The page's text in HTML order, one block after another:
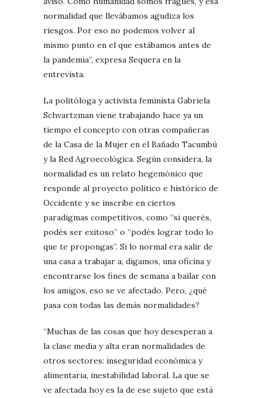
normalidad que llevábamos agudiza los
riesgos. Por eso no podemos volver al
mismo punto en el que estábamos antes de
la pandemia”, expresa Sequera en la
entrevista.
La politóloga y activista feminista Gabriela
Schvartzman viene trabajando hace ya un
tiempo el concepto con otras compañeras
de la Casa de la Mujer en el Bañado Tacumbú
y la Red Agroecológica. Según considera, la
normalidad es un relato hegemónico que
responde al proyecto político e histórico de
Occidente y se inscribe en ciertos
paradigmas competitivos, como “si querés,
podés ser exitoso” o “podés lograr todo lo
que te propongas”. Si lo normal era salir de
una casa a trabajar a, digamos, una oficina y
encontrarse los fines de semana a bailar con
los amigos, eso se ve afectado. Pero, ¿qué
pasa con todas las demás normalidades?
“Muchas de las cosas que hoy desesperan a
la clase media y alta eran normalidades de
otros sectores: inseguridad económica y
alimentaria, inestabilidad laboral. La que se
ve afectada hoy es la de ese sujeto que está